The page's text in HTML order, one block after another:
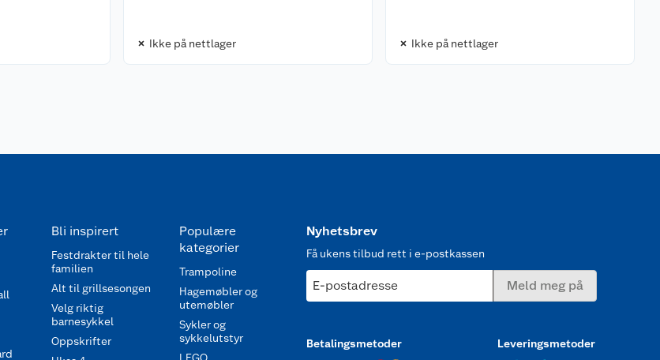
Ikke på nettlager Ikke på nettlager
Bli inspirert
Festdrakter til hele
familien
Alt til grillsesongen
Velg riktig
barnesykkel
Oppskrifter
Populære
kategorier
Trampoline
Hagemøbler og
utemøbler
Sykler og
sykkelutstyr
Nyhetsbrev
Få ukens tilbud rett i e-postkassen
E-postadresse Meld meg på
Betalingsmetoder Leveringsmetoder